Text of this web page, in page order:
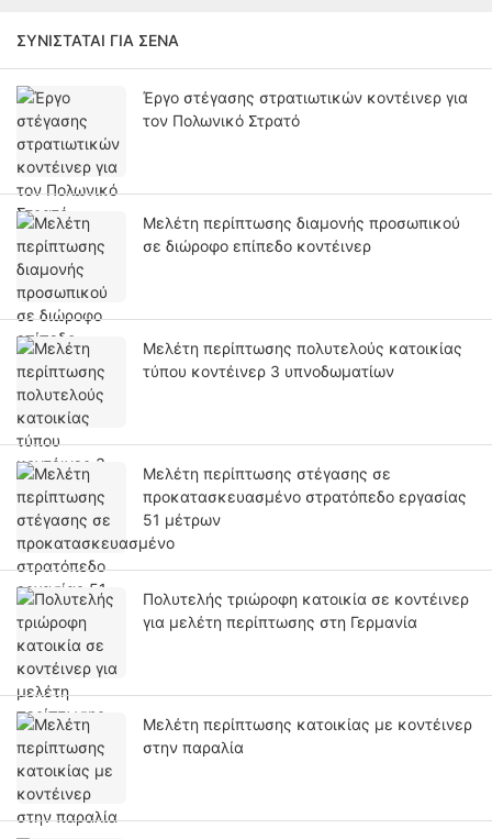
ΣΥΝΙΣΤΆΤΑΙ ΓΙΑ ΣΈΝΑ
Έργο στέγασης στρατιωτικών κοντέινερ για
τον Πολωνικό Στρατό
Μελέτη περίπτωσης διαμονής προσωπικού
σε διώροφο επίπεδο κοντέινερ
Μελέτη περίπτωσης πολυτελούς κατοικίας
τύπου κοντέινερ 3 υπνοδωματίων
Μελέτη περίπτωσης στέγασης σε
προκατασκευασμένο στρατόπεδο εργασίας
51 μέτρων
Πολυτελής τριώροφη κατοικία σε κοντέινερ
για μελέτη περίπτωσης στη Γερμανία
Μελέτη περίπτωσης κατοικίας με κοντέινερ
στην παραλία